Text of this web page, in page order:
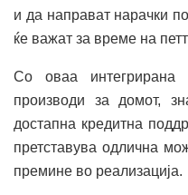
и да направат нарачки
ќе важат за време на
Со оваа
производи за домот,
достапна кредитна
претставува одлична
премине во реализација.